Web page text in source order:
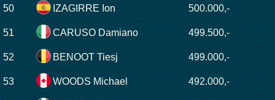
50 IZAGIRRE Ion 500.000,-
51 CARUSO Damiano 499.500,-
52 BENOOT Tiesj 499.000,-
53 WOODS Michael 492.000,-